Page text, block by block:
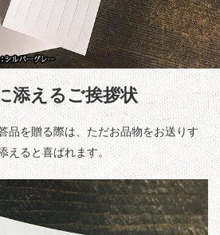
添えるご挨拶状
品を贈る際は、ただお品物をお送りす
えると喜ばれます。